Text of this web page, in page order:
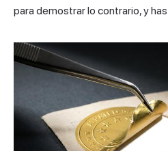
para demostrar lo contrario, y